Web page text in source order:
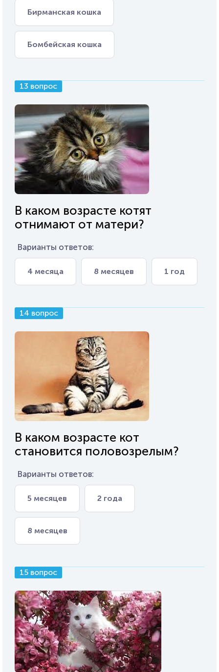
Бирманская кошка
Бомбейская кошка
13 вопрос
В каком возрасте котят
отнимают от матери?
Варианты ответов:
4 месяца 8 месяцев 1 год
14 вопрос
В каком возрасте кот
становится половозрелым?
Варианты ответов:
5 месяцев 2 года
8 месяцев
15 вопрос